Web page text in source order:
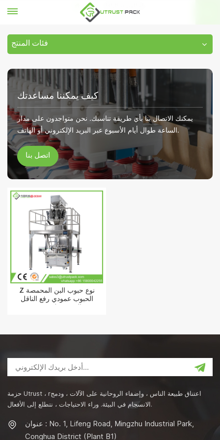
بيت
فئات المنتج
كيف يمكننا مساعدتك
يمكنك الاتصال بنا بأي طريقة تناسبك. نحن متواجدون على مدار
الساعة طوال أيام الأسبوع عبر البريد الإلكتروني أو الهاتف.
اتصل بنا
Z نوع حبوب البن المحمصة
الحبوب عمودي رفع الناقل
حزمة Utrust ، rاعتناق طبيعة الناس ، وإضفاء الروحانية على الآلات ، ودمج
الانسجام في البيئة. وراء الاحتياجات ، نتطلع إلى الأفعال.
عنوان : No. 1, Lifeng Road, Mingzhu Industrial Park,
Conghua District (Plant B1)